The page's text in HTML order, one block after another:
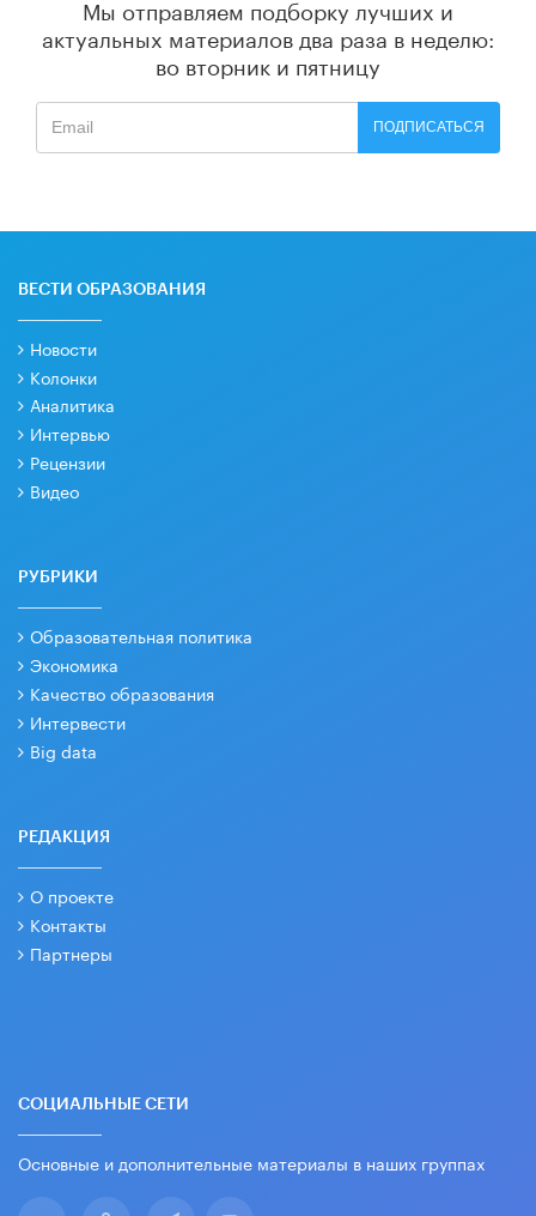
Мы отправляем подборку лучших и
актуальных материалов два раза в неделю:
во вторник и пятницу
ПОДПИСАТЬСЯ
ВЕСТИ ОБРАЗОВАНИЯ
Новости
Колонки
Аналитика
Интервью
Рецензии
Видео
РУБРИКИ
Образовательная политика
Экономика
Качество образования
Интервести
Big data
РЕДАКЦИЯ
О проекте
Контакты
Партнеры
СОЦИАЛЬНЫЕ СЕТИ
Основные и дополнительные материалы в наших группах